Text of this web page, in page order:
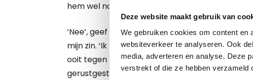
Deze website maakt gebruik van
We gebruiken cookies om content en
websiteverkeer te analyseren. Ook
media, adverteren en analyse. Deze
verstrekt of die ze hebben
hem wel normaal vind.
‘Nee’, geef ik bot en kort als antwoord. Hij kijkt
mijn zin. ‘Ik heb nog nooit een normaal persoon
ooit tegen kom dan is hij vast heeeeeeeeel
gerustgesteld mijn kamer. Blijkbaar is hij